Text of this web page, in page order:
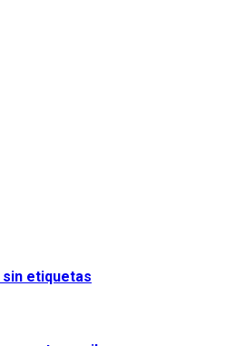
sin etiquetas